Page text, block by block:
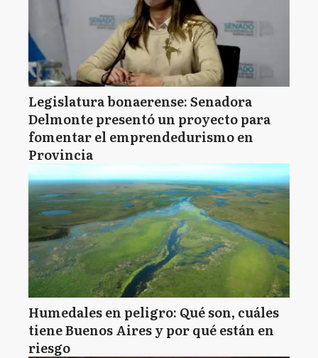
Legislatura bonaerense: Senadora
Delmonte presentó un proyecto para
fomentar el emprendedurismo en
Provincia
Humedales en peligro: Qué son, cuáles
tiene Buenos Aires y por qué están en
riesgo